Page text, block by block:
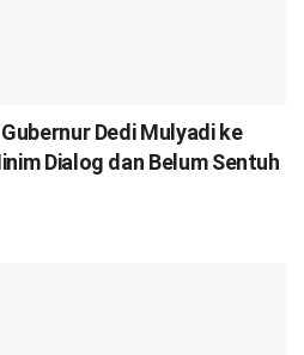
Dedi Mulyadi ke
Dialog dan Belum Sentuh